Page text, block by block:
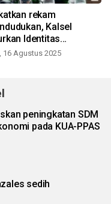
rekam
Kalsel
Identitas
Digital
16 Agustus 2025
peningkatan SDM
pada KUA-PPAS
sedih